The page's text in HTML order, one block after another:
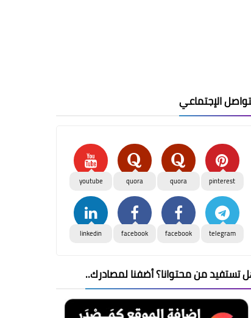
الإجتماعي
pinterest
quora
quora
youtube
telegram
facebook
facebook
linkedin
تستفيد من محتوانا؟ أضفنا لمصادرك..